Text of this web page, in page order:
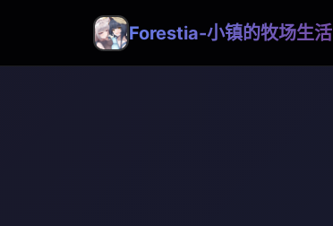
Forestia-小镇的牧场生活